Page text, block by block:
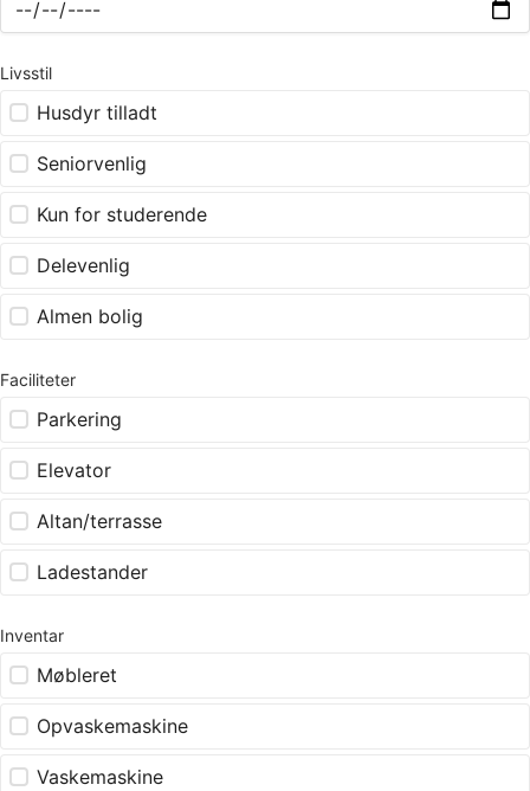
Livsstil
Husdyr tilladt
Seniorvenlig
Kun for studerende
Delevenlig
Almen bolig
Faciliteter
Parkering
Elevator
Altan/terrasse
Ladestander
Inventar
Møbleret
Opvaskemaskine
Vaskemaskine